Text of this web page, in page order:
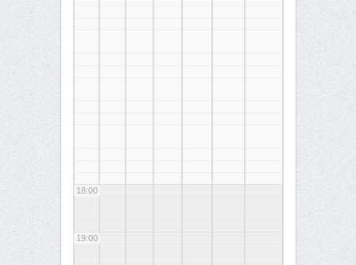
18:00
19:00